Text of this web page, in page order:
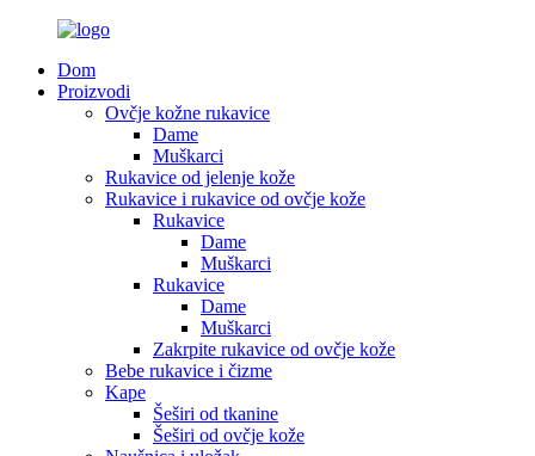
Dom
Proizvodi
Ovčje kožne rukavice
Dame
Muškarci
Rukavice od jelenje kože
Rukavice i rukavice od ovčje kože
Rukavice
Dame
Muškarci
Rukavice
Dame
Muškarci
Zakrpite rukavice od ovčje kože
Bebe rukavice i čizme
Kape
Šeširi od tkanine
Šeširi od ovčje kože